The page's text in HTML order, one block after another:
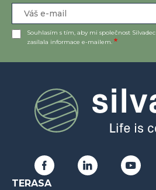
Souhlasím s tím, aby mi společnost Silvadec
zasílala informace e-mailem.
TERASA